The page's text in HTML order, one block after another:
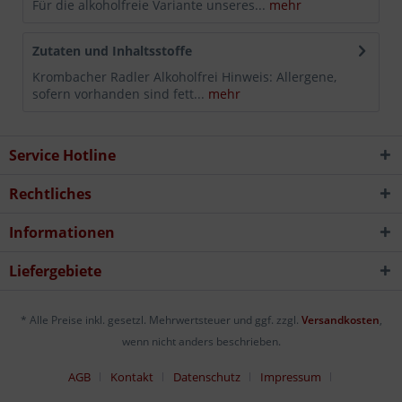
Für die alkoholfreie Variante unseres... mehr
Zutaten und Inhaltsstoffe
Krombacher Radler Alkoholfrei Hinweis: Allergene,
sofern vorhanden sind fett... mehr
Service Hotline
Rechtliches
Informationen
Liefergebiete
* Alle Preise inkl. gesetzl. Mehrwertsteuer und ggf. zzgl. Versandkosten,
wenn nicht anders beschrieben.
AGB Kontakt Datenschutz
Impressum